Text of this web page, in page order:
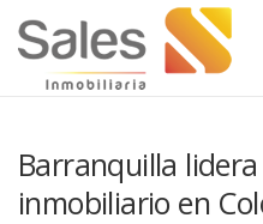
Barranquilla
inmobiliario en